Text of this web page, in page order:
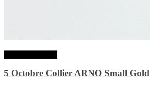
5 Octobre Collier ARNO Small Gold